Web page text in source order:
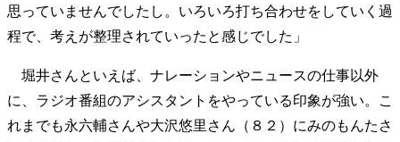
マインドセット
重圧との向き合い方
20代の現在地
思っていませんでしたし。いろいろ打ち合わせをしていく過
程で、考えが整理されていったと感じでした」
堀井さんといえば、ナレーションやニュースの仕事以外
に、ラジオ番組のアシスタントをやっている印象が強い。こ
れまでも永六輔さんや大沢悠里さん（８２）にみのもんたさ